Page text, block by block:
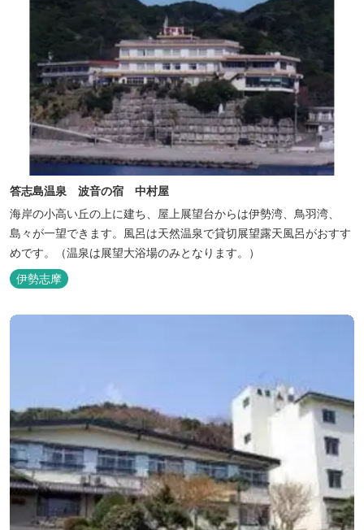
答志島温泉 波音の宿 中村屋
海岸の小高い丘の上に建ち、屋上展望台からは伊勢湾、鳥羽湾、
島々が一望できます。風呂は天然温泉で貸切展望露天風呂がおすす
めです。（温泉は展望大浴場のみとなります。）
伊勢志摩